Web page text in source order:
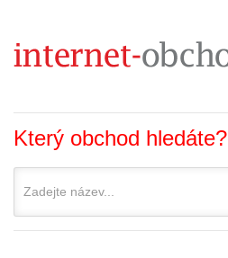
Který obchod hledáte?